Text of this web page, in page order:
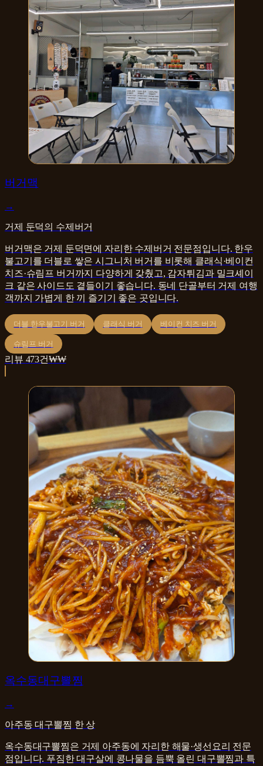
버거맥
→
거제 둔덕의 수제버거
버거맥은 거제 둔덕면에 자리한 수제버거 전문점입니다. 한우
불고기를 더블로 쌓은 시그니처 버거를 비롯해 클래식·베이컨
치즈·슈림프 버거까지 다양하게 갖췄고, 감자튀김과 밀크셰이
크 같은 사이드도 곁들이기 좋습니다. 동네 단골부터 거제 여행
객까지 가볍게 한 끼 즐기기 좋은 곳입니다.
더블 한우불고기 버거 클래식 버거 베이컨 치즈 버거
슈림프 버거
리뷰 473건₩₩
옥수동대구뽈찜
→
아주동 대구뽈찜 한 상
옥수동대구뽈찜은 거제 아주동에 자리한 해물·생선요리 전문
점입니다. 푸짐한 대구살에 콩나물을 듬뿍 올린 대구뽈찜과 특